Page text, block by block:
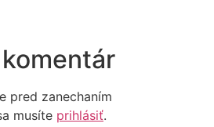
pred zanechaním
musíte prihlásiť.